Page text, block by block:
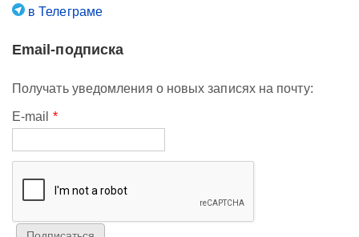
в Телеграме
Email-подписка
Получать уведомления о новых записях на почту:
E-mail *